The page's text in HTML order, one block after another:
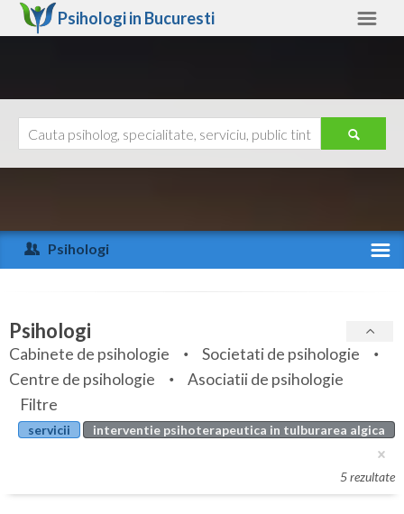
Psihologi in Bucuresti
Arad
Arges
Bihor
Bistrita-Nasaud
Botosani
Ajutor
Psihologi
Specialitati
Servicii
Articole
Evenimente
Psihologi
Cabinete de psihologie
Societati de psihologie
Centre de psihologie
Asociatii de psihologie
Filtre
servicii interventie psihoterapeutica in tulburarea algica
5 rezultate